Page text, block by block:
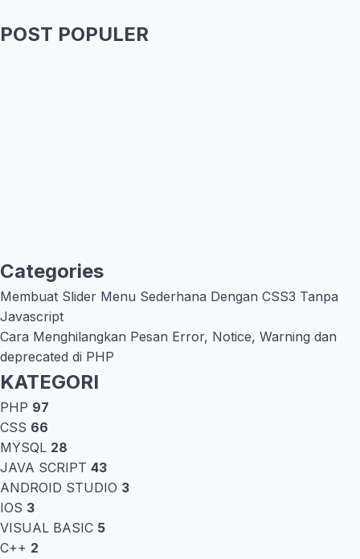
POST POPULER
Categories
Membuat Slider Menu Sederhana Dengan CSS3 Tanpa
Javascript
Cara Menghilangkan Pesan Error, Notice, Warning dan
deprecated di PHP
KATEGORI
PHP 97
CSS 66
MYSQL 28
JAVA SCRIPT 43
ANDROID STUDIO 3
IOS 3
VISUAL BASIC 5
C++ 2